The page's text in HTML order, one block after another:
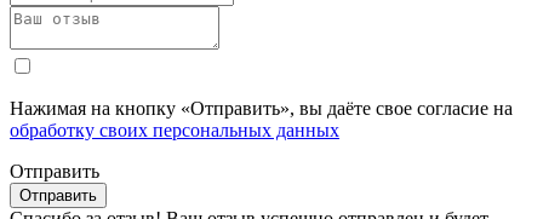
Нажимая на кнопку «Отправить», вы даёте свое согласие на
обработку своих персональных данных
Отправить